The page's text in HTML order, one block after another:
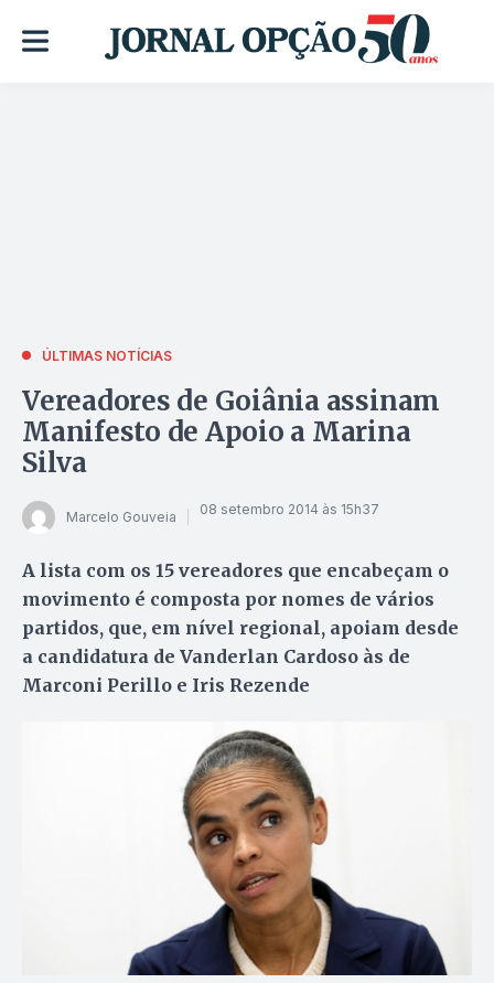
ÚLTIMAS NOTÍCIAS
Vereadores de Goiânia assinam
Manifesto de Apoio a Marina
Silva
Marcelo Gouveia 08 setembro 2014 às 15h37
A lista com os 15 vereadores que encabeçam o
movimento é composta por nomes de vários
partidos, que, em nível regional, apoiam desde
a candidatura de Vanderlan Cardoso às de
Marconi Perillo e Iris Rezende